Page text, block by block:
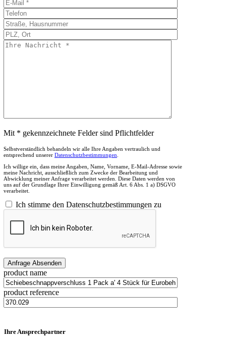
Mit * gekennzeichnete Felder sind Pflichtfelder
Selbstverständlich behandeln wir alle Ihre Angaben vertraulich und
entsprechend unserer Datenschutzbestimmungen
Ich willige ein, dass meine Angaben, Name, Vorname, E-Mail-Adresse sowie
meine Nachricht, ausschließlich zum Zwecke der Bearbeitung und
Abwicklung meiner Anfrage verarbeitet werden. Diese Daten werden von
uns auf der Grundlage Ihrer Einwilligung gemäß Art. 6 Abs. 1 a) DSGVO
verarbeitet.
Ich stimme den Datenschutzbestimmungen zu
product name
product reference
Ihre Ansprechpartner